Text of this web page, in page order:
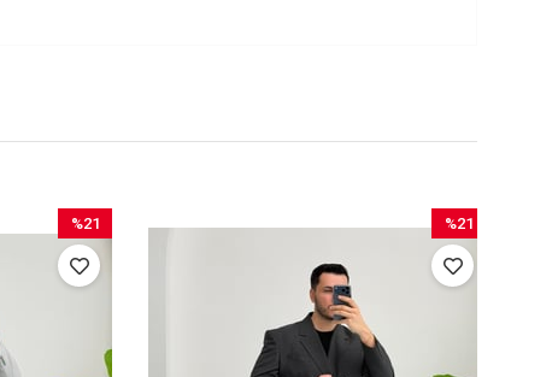
%21
İndirim
%21İndirim
%21
İndirim
%21İndirim